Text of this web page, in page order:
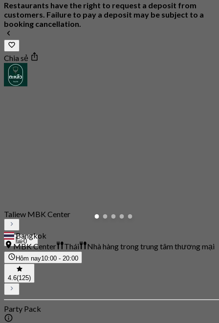
Restaurants have the right to request a deposit from
customers. Failure to pay a deposit may be subject to a
booking cancellation.
Chia sẻ
0
Taliew MBK Center
Bangkok
MBK Center
Thái Nhà hàng trong trung tâm thương mại
Hôm nay10:00 - 20:00
4.6(125)
Party Pack